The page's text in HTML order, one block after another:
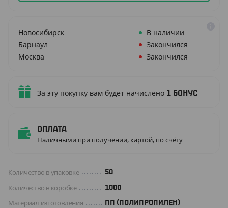
Новосибирск
В наличии
Барнаул
Закончился
Москва
Закончился
За эту покупку вам будет начислено 1 бонус
Оплата
Наличными при получении, картой, по счёту
Количество в упаковке 50
Количество в коробке 1000
Материал изготовления ПП (ПОЛИПРОПИЛЕН)